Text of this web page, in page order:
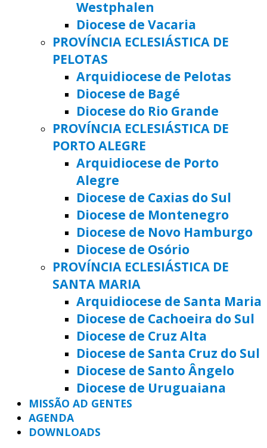
Westphalen
Diocese de Vacaria
PROVÍNCIA ECLESIÁSTICA DE
PELOTAS
Arquidiocese de Pelotas
Diocese de Bagé
Diocese do Rio Grande
PROVÍNCIA ECLESIÁSTICA DE
PORTO ALEGRE
Arquidiocese de Porto
Alegre
Diocese de Caxias do Sul
Diocese de Montenegro
Diocese de Novo Hamburgo
Diocese de Osório
PROVÍNCIA ECLESIÁSTICA DE
SANTA MARIA
Arquidiocese de Santa Maria
Diocese de Cachoeira do Sul
Diocese de Cruz Alta
Diocese de Santa Cruz do Sul
Diocese de Santo Ângelo
Diocese de Uruguaiana
MISSÃO AD GENTES
AGENDA
DOWNLOADS